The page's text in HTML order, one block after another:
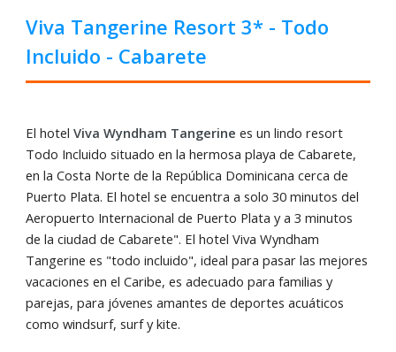
Viva Tangerine Resort 3* - Todo
Incluido - Cabarete
El hotelViva Wyndham Tangerine es un lindo resort
Todo Incluido situado en la hermosa playa de Cabarete,
en la Costa Norte de la República Dominicana cerca de
Puerto Plata. El hotel se encuentra a solo 30 minutos del
Aeropuerto Internacional de Puerto Plata y a 3 minutos
de la ciudad de Cabarete". El hotel Viva Wyndham
Tangerine es "todo incluido", ideal para pasar las mejores
vacaciones en el Caribe, es adecuado para familias y
parejas, para jóvenes amantes de deportes acuáticos
como windsurf, surf y kite.